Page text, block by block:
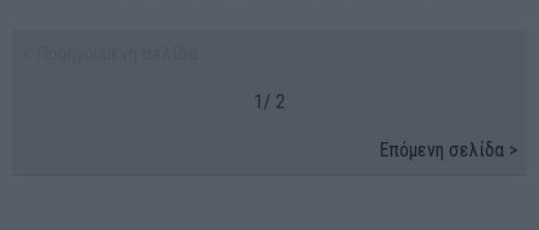
1/ 2
Επόμενη σελίδα >